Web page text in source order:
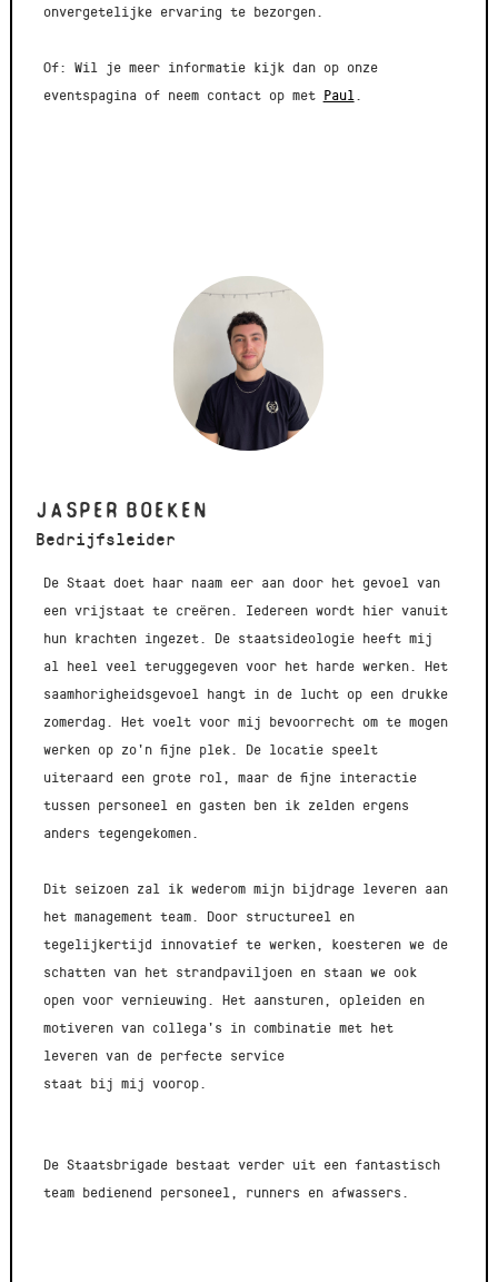
onvergetelijke ervaring te bezorgen.
Of: Wil je meer informatie kijk dan op onze
eventspagina of neem contact op met Paul
Jasper Boeken
Bedrijfsleider
De Staat doet haar naam eer aan door het gevoel van
een vrijstaat te creëren. Iedereen wordt hier vanuit
hun krachten ingezet. De staatsideologie heeft mij
al heel veel teruggegeven voor het harde werken. Het
saamhorigheidsgevoel hangt in de lucht op een drukke
zomerdag. Het voelt voor mij bevoorrecht om te mogen
werken op zo'n fijne plek. De locatie speelt
uiteraard een grote rol, maar de fijne interactie
tussen personeel en gasten ben ik zelden ergens
anders tegengekomen.
Dit seizoen zal ik wederom mijn bijdrage leveren aan
het management team. Door structureel en
tegelijkertijd innovatief te werken, koesteren we de
schatten van het strandpaviljoen en staan we ook
open voor vernieuwing. Het aansturen, opleiden en
motiveren van collega's in combinatie met het
leveren van de perfecte service
staat bij mij voorop.
De Staatsbrigade bestaat verder uit een fantastisch
team bedienend personeel, runners en afwassers.